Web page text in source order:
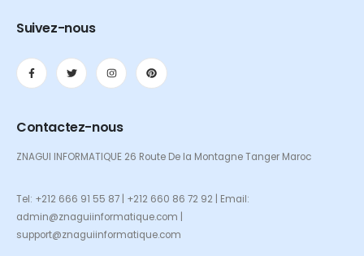
Suivez-nous
Contactez-nous
ZNAGUI INFORMATIQUE 26 Route De la Montagne Tanger Maroc
Tel: +212 666 91 55 87 | +212 660 86 72 92 | Email:
admin@znaguiinformatique.com |
support@znaguiinformatique.com